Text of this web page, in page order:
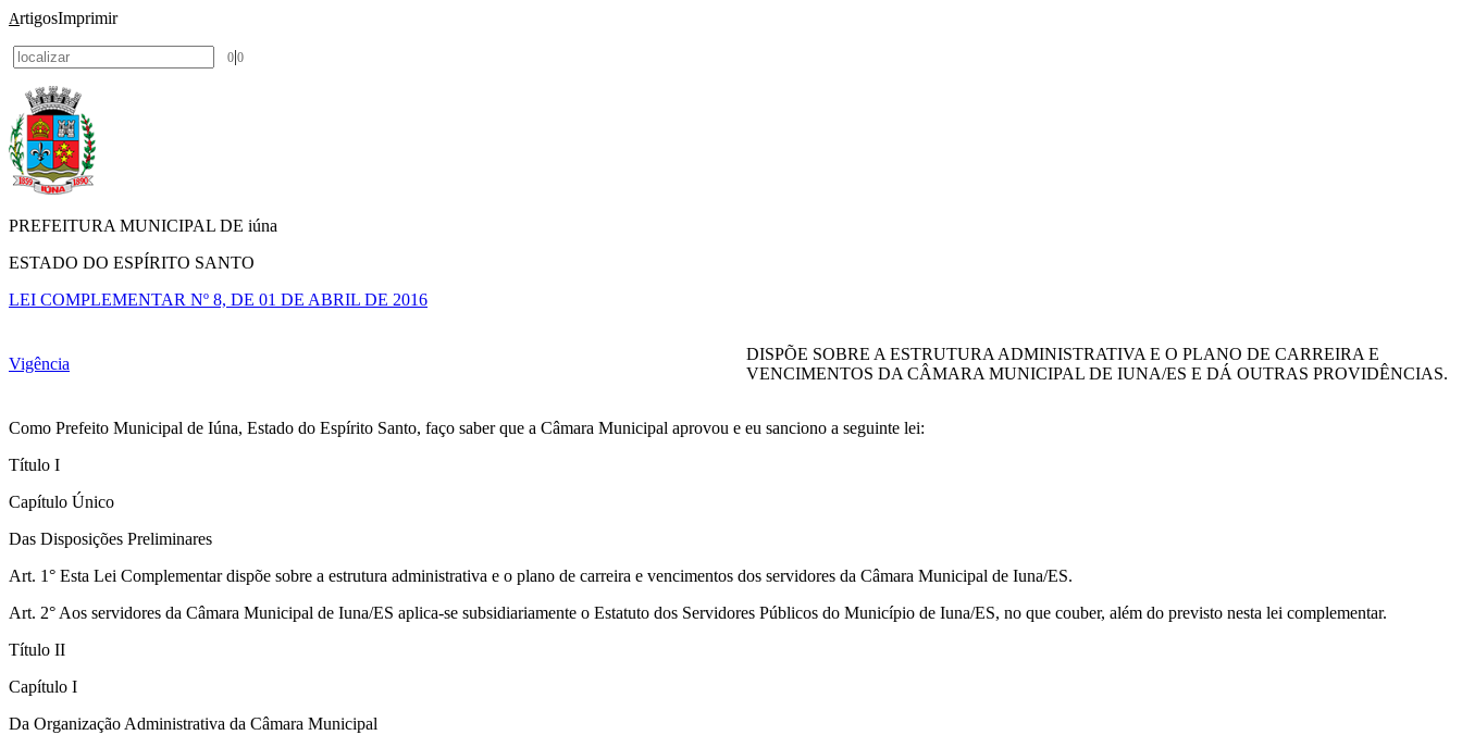
ArtigosImprimir
0|0
PREFEITURA MUNICIPAL DE iúna
ESTADO DO ESPÍRITO SANTO
LEI COMPLEMENTAR Nº 8, DE 01 DE ABRIL DE 2016
Vigência
DISPÕE SOBRE A ESTRUTURA ADMINISTRATIVA E O PLANO DE CARREIRA E
VENCIMENTOS DA CÂMARA MUNICIPAL DE IUNA/ES E DÁ OUTRAS PROVIDÊNCIAS.
Como Prefeito Municipal de Iúna, Estado do Espírito Santo, faço saber que a Câmara Municipal aprovou e eu sanciono a seguinte lei:
Título I
Capítulo Único
Das Disposições Preliminares
Art. 1° Esta Lei Complementar dispõe sobre a estrutura administrativa e o plano de carreira e vencimentos dos servidores da Câmara Municipal de Iuna/ES.
Art. 2° Aos servidores da Câmara Municipal de Iuna/ES aplica-se subsidiariamente o Estatuto dos Servidores Públicos do Município de Iuna/ES, no que couber, além do previsto nesta lei complementar.
Título II
Capítulo I
Da Organização Administrativa da Câmara Municipal